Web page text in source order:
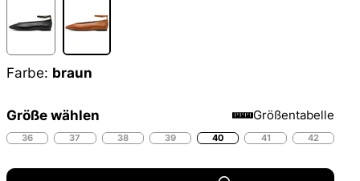
Farbe: braun
Größe wählen Größentabelle
36 37 38 39 40 41 42